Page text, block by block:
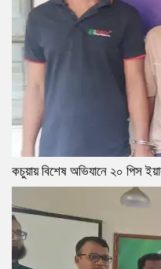
কচুয়ায় বিশেষ অভিযানে ২০ পিস